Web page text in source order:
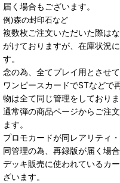
届く場合もございます。
例)森の封印石など
複数枚ご注文いただいた際は
がけておりますが、在庫状況
す。
念の為、全てプレイ用とさせて
ワンピースカードでSTなどで
物は全て同じ管理をしておりま
通常弾の商品ページからご注
ます。
プロモカードが同レアリティ
同管理の為、再録版が届く場合
デッキ販売に使われているカ
ざいます。